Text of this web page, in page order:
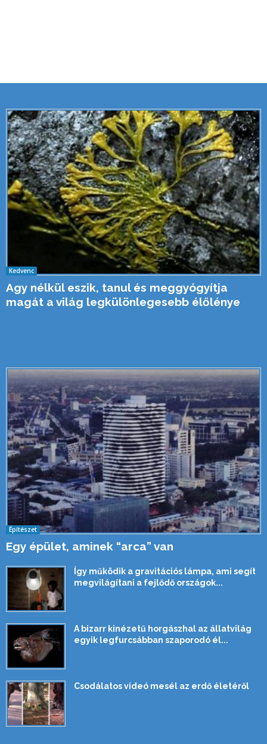
Kedvenc
Agy nélkül eszik, tanul és meggyógyítja
magát a világ legkülönlegesebb élőlénye
Építészet
Egy épület, aminek “arca” van
Így működik a gravitációs lámpa, ami segít
megvilágítani a fejlődő országok...
A bizarr kinézetű horgászhal az állatvilág
egyik legfurcsábban szaporodó él...
Csodálatos videó mesél az erdő életéről